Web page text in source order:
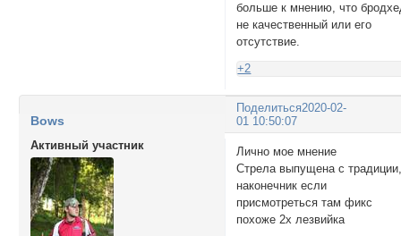
больше к мнению, что
не качественный или его
отсутствие.
+2
Поделиться2020-02-
01 10:50:07
Bows
Активный участник
Лично мое мнение
Стрела выпущена с
наконечник если
присмотреться там фикс
похоже 2х лезвийка